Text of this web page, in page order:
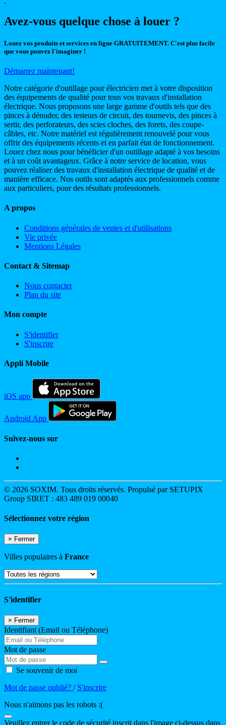
Avez-vous quelque chose à louer ?
Louez vos produits et services en ligne GRATUITEMENT. C'est plus facile
que vous pouvez l'imaginer !
Démarrez maintenant!
Notre catégorie d'outillage pour électricien met à votre disposition
des équipements de qualité pour tous vos travaux d'installation
électrique. Nous proposons une large gamme d'outils tels que des
pinces à dénuder, des testeurs de circuit, des tournevis, des pinces à
sertir, des perforateurs, des scies cloches, des forets, des coupe-
câbles, etc. Notre matériel est régulièrement renouvelé pour vous
offrir des équipements récents et en parfait état de fonctionnement.
Louez chez nous pour bénéficier d'un outillage adapté à vos besoins
et à un coût avantageux. Grâce à notre service de location, vous
pouvez réaliser des travaux d'installation électrique de qualité et de
manière efficace. Nos outils sont adaptés aux professionnels comme
aux particuliers, pour des résultats professionnels.
A propos
Conditions générales de ventes et d'utilisations
Vie privée
Mentions Légales
Contact & Sitemap
Nous contacter
Plan du site
Mon compte
S'identifier
S'inscrire
Appli Mobile
iOS app
Android App
Suivez-nous sur
© 2026 SOXIM. Tous droits réservés. Propulsé par SETUPIX
Group SIRET : 483 489 019 00040
Sélectionnez votre région
× Fermer
Villes populaires à France
S'identifier
× Fermer
Identifiant (Email ou Téléphone)
Mot de passe
Se souvenir de moi
Mot de passe oublié? / S'inscrire
Nous n'aimons pas les robots :(
Veuillez entrer le code de sécurité inscrit dans l'image ci-dessus dans